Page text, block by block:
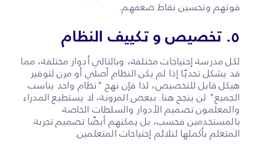
قوتهم وتحسين نقاط ضعفهم.
٥. تخصيص و تكييف النظام
لكل مدرسة إحتياجات مختلفة، وبالتالي أدوار مختلفة، مما
قد يشكل تحديًا إذا لم يكن النظام أصلي أو مرن لتوفير
هيكل قابل للتخصيص، لذا فإن نهج "نظام واحد يناسب
الجميع" لن ينجح هنا. ببعض المرونة، لا يستطيع المدراء
والمعلمون تصميم الأدوار والسلطات الخاصة
بالمستخدمين فحسب، بل يمكنهم أيضًا تصميم تجربة
المتعلم بأكملها لتلائم إحتياجات المتعلمين.